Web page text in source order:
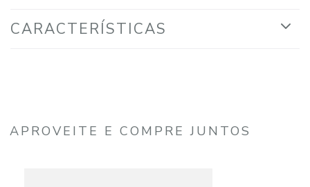
CARACTERÍSTICAS
APROVEITE E COMPRE JUNTOS